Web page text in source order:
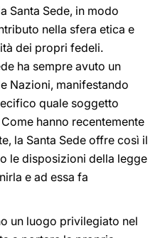
Santa Sede, in modo
nella sfera etica e
dei propri fedeli.
ha sempre avuto un
Nazioni, manifestando
quale soggetto
hanno recentemente
la Santa Sede offre così il
le disposizioni della legge
e ad essa fa
un luogo privilegiato nel